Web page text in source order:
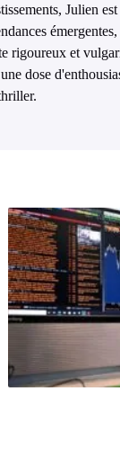
Julien
rigoureux et
dose